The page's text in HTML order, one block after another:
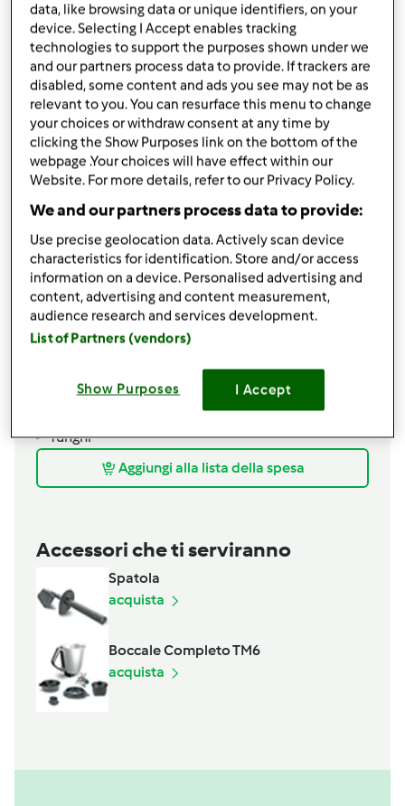
Ingredienti
impasto sofficini
200glatte
250gfarina 00
Sale qb
30gburro
ripieno
besciamella libro base
prosciutto
formaggio
per il ripieno
Mozzarella per pizza a cubetti
pomodoro
funghi
Aggiungi alla lista della spesa
Accessori che ti serviranno
Spatola
acquista
Boccale Completo TM6
acquista
data, like browsing data or unique identifiers, on your
device. Selecting I Accept enables tracking
technologies to support the purposes shown under we
and our partners process data to provide. If trackers are
disabled, some content and ads you see may not be as
relevant to you. You can resurface this menu to change
your choices or withdraw consent at any time by
clicking the Show Purposes link on the bottom of the
webpage .Your choices will have effect within our
Website. For more details, refer to our Privacy Policy.
We and our partners process data to provide:
Use precise geolocation data. Actively scan device
characteristics for identification. Store and/or access
information on a device. Personalised advertising and
content, advertising and content measurement,
audience research and services development.
List of Partners (vendors)
Show Purposes I Accept